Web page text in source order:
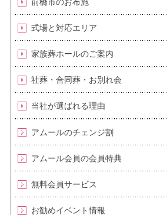
式場と対応エリア
家族葬ホールのご案内
社葬・合同葬・お別れ会
当社が選ばれる理由
アムールのチェンジ割
アムール会員の会員特典
無料会員サービス
お勧めイベント情報